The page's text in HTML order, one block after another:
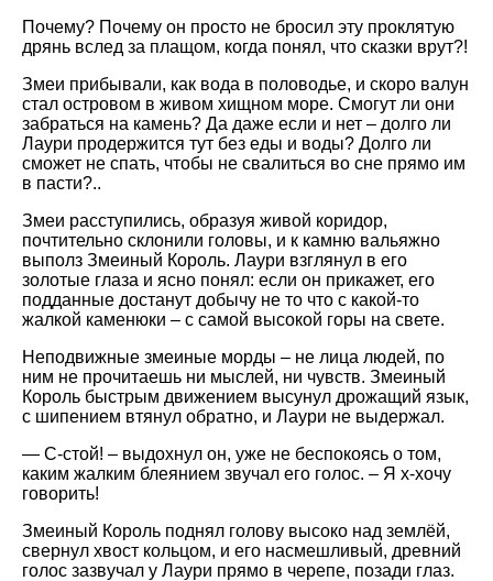
Почему? Почему он просто не бросил эту проклятую
дрянь вслед за плащом, когда понял, что сказки врут?!
Змеи прибывали, как вода в половодье, и скоро валун
стал островом в живом хищном море. Смогут ли они
забраться на камень? Да даже если и нет – долго ли
Лаури продержится тут без еды и воды? Долго ли
сможет не спать, чтобы не свалиться во сне прямо им
в пасти?..
Змеи расступились, образуя живой коридор,
почтительно склонили головы, и к камню вальяжно
выполз Змеиный Король. Лаури взглянул в его
золотые глаза и ясно понял: если он прикажет, его
подданные достанут добычу не то что с какой-то
жалкой каменюки – с самой высокой горы на свете.
Неподвижные змеиные морды – не лица людей, по
ним не прочитаешь ни мыслей, ни чувств. Змеиный
Король быстрым движением высунул дрожащий язык,
с шипением втянул обратно, и Лаури не выдержал.
— С-стой! – выдохнул он, уже не беспокоясь о том,
каким жалким блеянием звучал его голос. – Я х-хочу
говорить!
Змеиный Король поднял голову высоко над землёй,
свернул хвост кольцом, и его насмешливый, древний
голос зазвучал у Лаури прямо в черепе, позади глаз.